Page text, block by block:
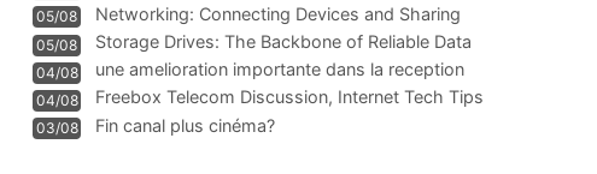
05/08
Networking: Connecting Devices and Sharing
Information
05/08
Storage Drives: The Backbone of Reliable Data
Management
04/08
une amelioration importante dans la reception
WIFI
04/08
Freebox Telecom Discussion, Internet Tech Tips
Communi
03/08 Fin canal plus cinéma?